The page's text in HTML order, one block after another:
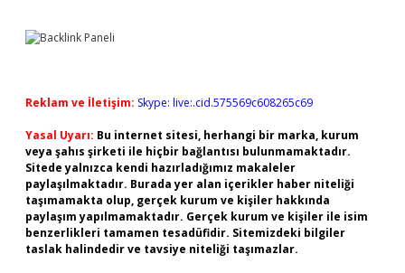
Reklam ve İletişim: Skype: live:.cid.575569c608265c69
Yasal Uyarı: Bu internet sitesi, herhangi bir marka, kurum
veya şahıs şirketi ile hiçbir bağlantısı bulunmamaktadır.
Sitede yalnızca kendi hazırladığımız makaleler
paylaşılmaktadır. Burada yer alan içerikler haber niteliği
taşımamakta olup, gerçek kurum ve kişiler hakkında
paylaşım yapılmamaktadır. Gerçek kurum ve kişiler ile isim
benzerlikleri tamamen tesadüfidir. Sitemizdeki bilgiler
taslak halindedir ve tavsiye niteliği taşımazlar.